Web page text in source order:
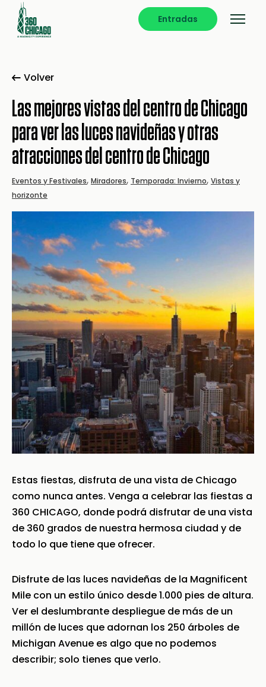
Entradas
Volver
Las mejores vistas del centro de Chicago
para ver las luces navideñas y otras
atracciones del centro de Chicago
Eventos y Festivales, Miradores, Temporada: Invierno, Vistas y
horizonte
Estas fiestas, disfruta de una vista de Chicago
como nunca antes. Venga a celebrar las fiestas a
360 CHICAGO, donde podrá disfrutar de una vista
de 360 grados de nuestra hermosa ciudad y de
todo lo que tiene que ofrecer.
Disfrute de las luces navideñas de la Magnificent
Mile con un estilo único desde 1.000 pies de altura.
Ver el deslumbrante despliegue de más de un
millón de luces que adornan los 250 árboles de
Michigan Avenue es algo que no podemos
describir; solo tienes que verlo.